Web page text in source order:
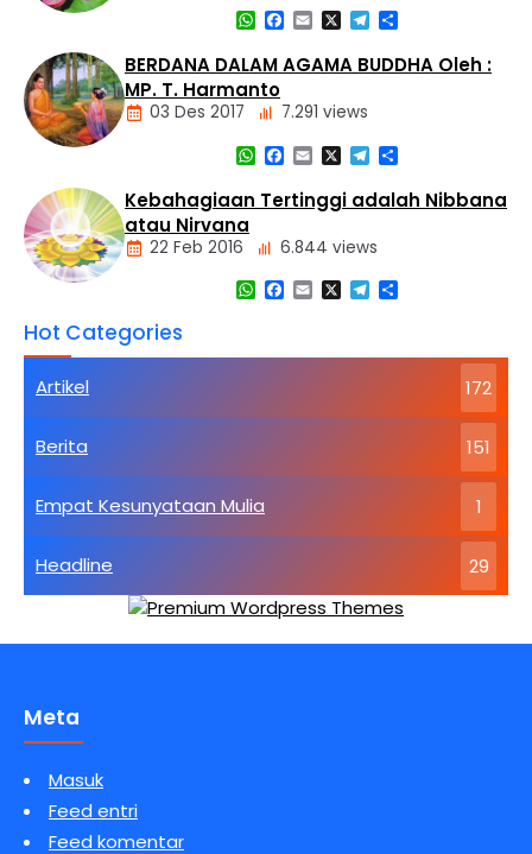
Hukum
dan
Tumimbal-
lahir
Meditasi
WhatsApp
Facebook
Email
X Telegram
Share
BERDANA DALAM AGAMA BUDDHA Oleh :
MP. T. Harmanto
03 Des 2017 7.291 views
WhatsApp
Facebook
Email
X Telegram
Share
Dasar
Kebahagiaan
Kebahagiaan Tertinggi adalah Nibbana
atau Nirvana
22 Feb 2016 6.844 views
WhatsApp
Facebook
Email
X Telegram
Share
Hot Categories
Artikel 172
Berita 151
Empat Kesunyataan Mulia 1
Headline 29
Meta
Masuk
Feed entri
Feed komentar